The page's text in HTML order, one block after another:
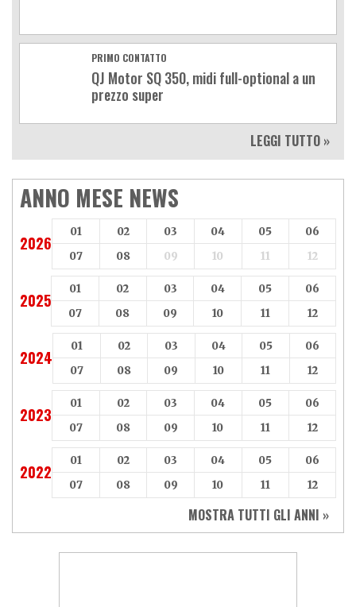
PRIMO CONTATTO
QJ Motor SQ 350, midi full-optional a un
prezzo super
LEGGI TUTTO »
ANNO MESE NEWS
2026
01 02 03 04 05
06
07
08 09 10 11 12
2025
01 02 03 04 05
06
07
08 09 10 11 12
2024
01 02 03 04 05
06
07
08 09 10 11 12
2023
01 02 03 04 05
06
07
08 09 10 11 12
2022
01 02 03 04 05
06
07
08 09 10 11 12
MOSTRA TUTTI GLI ANNI »